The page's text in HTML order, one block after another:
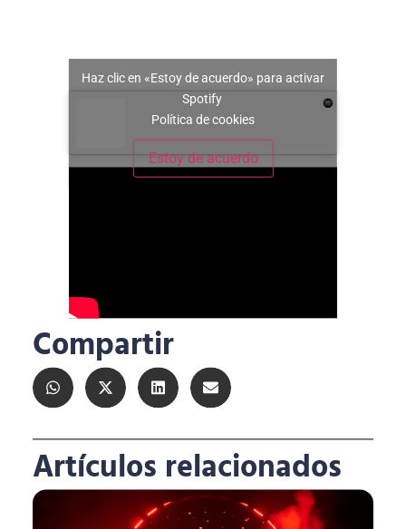
Haz clic en «Estoy de acuerdo» para activar
Spotify
Política de cookies
Estoy de acuerdo
Compartir
Artículos relacionados